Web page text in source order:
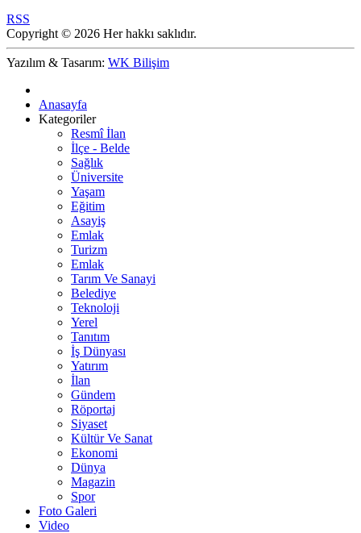
RSS
Copyright © 2026 Her hakkı saklıdır.
Yazılım & Tasarım: WK Bilişim
Anasayfa
Kategoriler
Resmî İlan
İlçe - Belde
Sağlık
Üniversite
Yaşam
Eğitim
Asayiş
Emlak
Turizm
Emlak
Tarım Ve Sanayi
Belediye
Teknoloji
Yerel
Tanıtım
İş Dünyası
Yatırım
İlan
Gündem
Röportaj
Siyaset
Kültür Ve Sanat
Ekonomi
Dünya
Magazin
Spor
Foto Galeri
Video